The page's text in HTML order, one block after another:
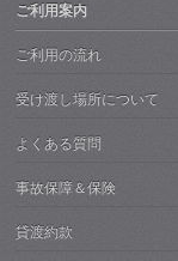
ご利用案内
ご利用の流れ
受け渡し場所について
よくある質問
事故保障＆保険
貸渡約款